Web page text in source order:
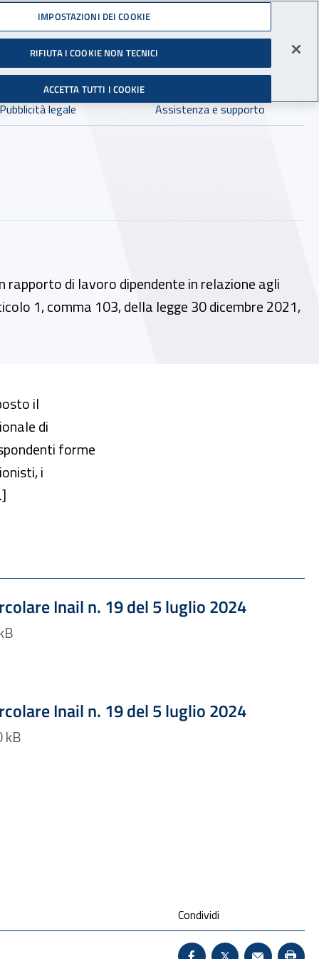
Infortuni sul Lavoro
Facebook - Sito esterno - Apertura in nuova finestra
X - Sito esterno - Apertura in nuova finestra
Instagram - Sito esterno - Apertura in
Linkedin - Sito esterno -
Youtube - Sito esterno -
Tiktok - SitoSpreaker -
Dove cercare:
in:tutto INAIL.it
Pubblicità legale Assistenza e supporto
di lavoro dipendente in relazione agli
1, comma 103, della legge 30 dicembre 2021,
il
di
forme
i
Inail n. 19 del 5 luglio 2024
Formato PDF — Dimensione 51.10 kB
— 51.10 kB
Inail n. 19 del 5 luglio 2024
Formato PDF — Dimensione 163.00 kB
Formato PDF — 163.00 kB
Condividi
IMPOSTAZIONI DEI COOKIE
RIFIUTA I COOKIE NON TECNICI
ACCETTA TUTTI I COOKIE